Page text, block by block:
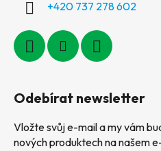
+420 737 278 602
Odebírat newsletter
Vložte svůj e-mail a my vám
nových produktech na našem